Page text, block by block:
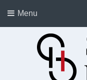
Menu